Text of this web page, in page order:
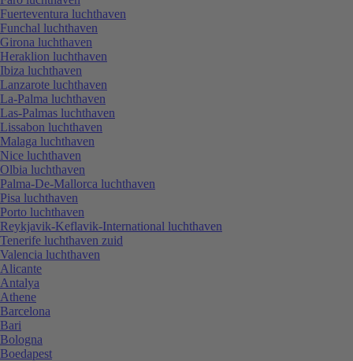
Fuerteventura luchthaven
Funchal luchthaven
Girona luchthaven
Heraklion luchthaven
Ibiza luchthaven
Lanzarote luchthaven
La-Palma luchthaven
Las-Palmas luchthaven
Lissabon luchthaven
Malaga luchthaven
Nice luchthaven
Olbia luchthaven
Palma-De-Mallorca luchthaven
Pisa luchthaven
Porto luchthaven
Reykjavik-Keflavik-International luchthaven
Tenerife luchthaven zuid
Valencia luchthaven
Alicante
Antalya
Athene
Barcelona
Bari
Bologna
Boedapest